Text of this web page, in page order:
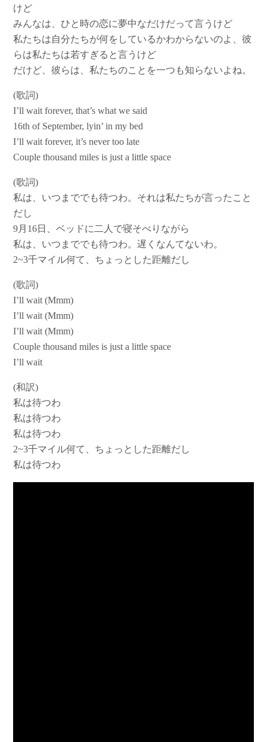
けど
みんなは、ひと時の恋に夢中なだけだって言うけど
私たちは自分たちが何をしているかわからないのよ、彼
らは私たちは若すぎると言うけど
だけど、彼らは、私たちのことを一つも知らないよね。
(歌詞)
I’ll wait forever, that’s what we said
16th of September, lyin’ in my bed
I’ll wait forever, it’s never too late
Couple thousand miles is just a little space
(歌詞)
私は、いつまででも待つわ。それは私たちが言ったこと
だし
9月16日、ベッドに二人で寝そべりながら
私は、いつまででも待つわ。遅くなんてないわ。
2~3千マイル何て、ちょっとした距離だし
(歌詞)
I’ll wait (Mmm)
I’ll wait (Mmm)
I’ll wait (Mmm)
Couple thousand miles is just a little space
I’ll wait
(和訳)
私は待つわ
私は待つわ
私は待つわ
2~3千マイル何て、ちょっとした距離だし
私は待つわ